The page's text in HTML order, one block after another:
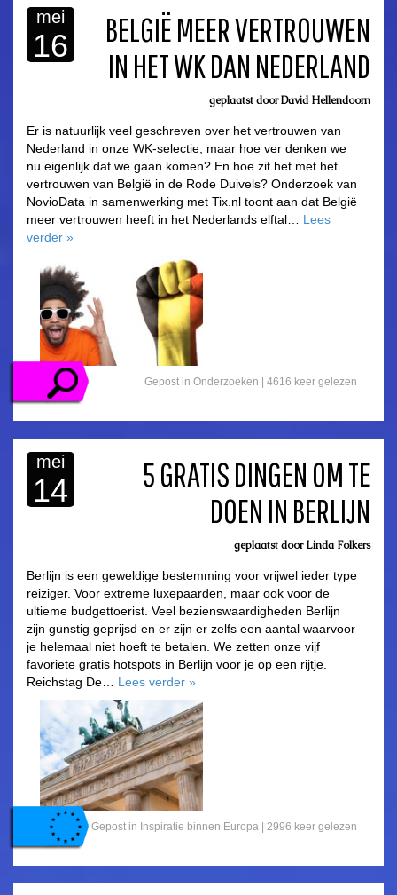
mei
16
BELGIË MEER VERTROUWEN
IN HET WK DAN NEDERLAND
geplaatst doorDavid Hellendoorn
Er is natuurlijk veel geschreven over het vertrouwen van
Nederland in onze WK-selectie, maar hoe ver denken we
nu eigenlijk dat we gaan komen? En hoe zit het met het
vertrouwen van België in de Rode Duivels? Onderzoek van
NovioData in samenwerking met Tix.nl toont aan dat België
meer vertrouwen heeft in het Nederlands elftal… Lees
verder »
Gepost in Onderzoeken 4616 keer gelezen
mei
14
5 GRATIS DINGEN OM TE
DOEN IN BERLIJN
geplaatst doorLinda Folkers
Berlijn is een geweldige bestemming voor vrijwel ieder type
reiziger. Voor extreme luxepaarden, maar ook voor de
ultieme budgettoerist. Veel bezienswaardigheden Berlijn
zijn gunstig geprijsd en er zijn er zelfs een aantal waarvoor
je helemaal niet hoeft te betalen. We zetten onze vijf
favoriete gratis hotspots in Berlijn voor je op een rijtje.
Reichstag De… Lees verder »
Gepost in Inspiratie binnen Europa | 2996 keer gelezen